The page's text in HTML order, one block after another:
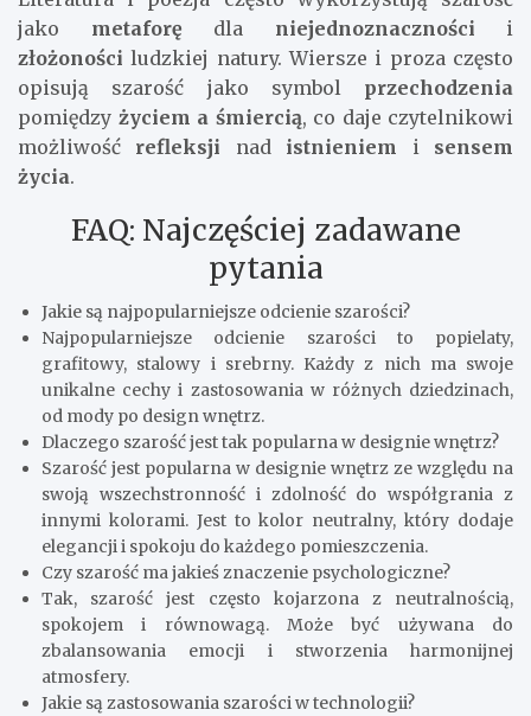
jako metaforędla niejednoznaczności i
złożoności ludzkiej natury. Wiersze i proza często
opisują szarość jako symbol przechodzenia
pomiędzy życiem a śmiercią, co daje czytelnikowi
możliwość refleksji nad istnieniem i sensem
życia.
FAQ: Najczęściej zadawane
pytania
Jakie są najpopularniejsze odcienie szarości?
Najpopularniejsze odcienie szarości to popielaty,
grafitowy, stalowy i srebrny. Każdy z nich ma swoje
unikalne cechy i zastosowania w różnych dziedzinach,
od mody po design wnętrz.
Dlaczego szarość jest tak popularna w designie wnętrz?
Szarość jest popularna w designie wnętrz ze względu na
swoją wszechstronność i zdolność do współgrania z
innymi kolorami. Jest to kolor neutralny, który dodaje
elegancji i spokoju do każdego pomieszczenia.
Czy szarość ma jakieś znaczenie psychologiczne?
Tak, szarość jest często kojarzona z neutralnością,
spokojem i równowagą. Może być używana do
zbalansowania emocji i stworzenia harmonijnej
atmosfery.
Jakie są zastosowania szarości w technologii?